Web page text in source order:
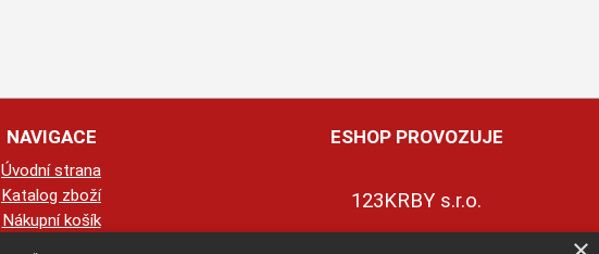
NAVIGACE
Úvodní strana
Katalog zboží
Nákupní košík
ESHOP PROVOZUJE
123KRBY s.r.o.